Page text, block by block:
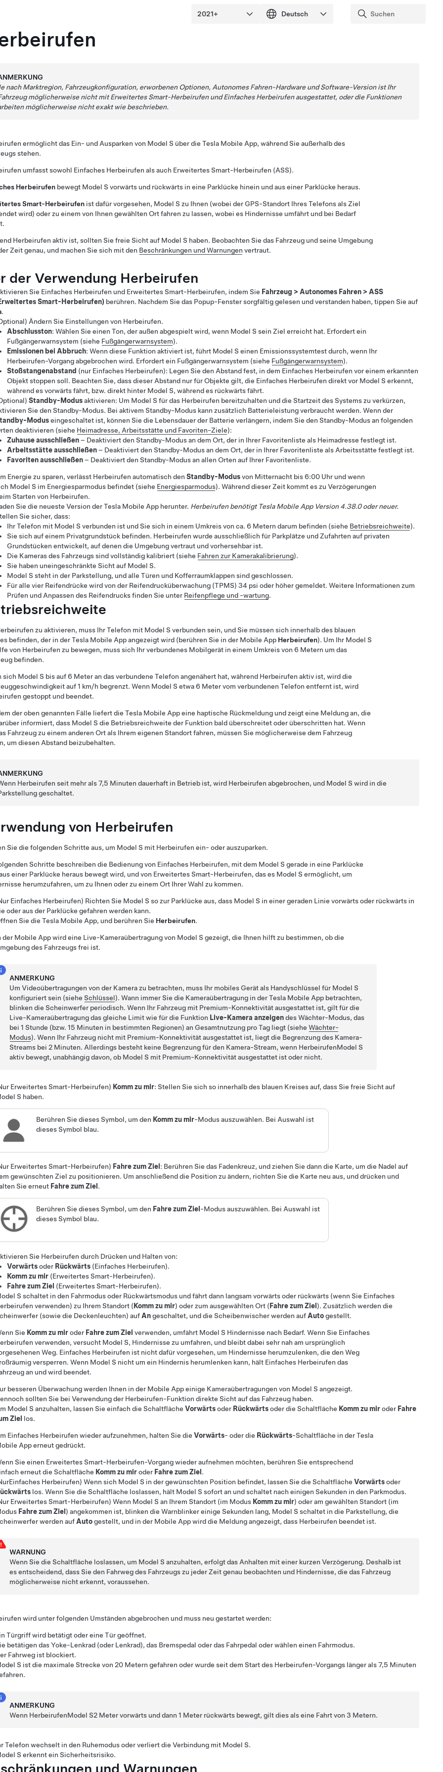
nach Marktregion, Fahrzeugkonfiguration, erworbenen Optionen, Autonomes Fahren-Hardware und Software-Version ist Ihr
möglicherweise nicht mitErweitertes Smart-HerbeirufenundEinfaches Herbeirufenausgestattet, oder die Funktionen
möglicherweise nicht exakt wie beschrieben.
ermöglicht das Ein- und Ausparken von Model S über die Tesla Mobile App, während Sie außerhalb des
stehen.
umfasst sowohl Einfaches Herbeirufen als auch Erweitertes Smart-Herbeirufen (ASS).
Herbeirufen bewegt Model S vorwärts und rückwärts in eine Parklücke hinein und aus einer Parklücke heraus.
Smart-Herbeirufen ist dafür vorgesehen, Model S zu Ihnen (wobei der GPS-Standort Ihres Telefons als Ziel
wird) oder zu einem von Ihnen gewählten Ort fahren zu lassen, wobei es Hindernisse umfährt und bei Bedarf
Herbeirufen aktiv ist, sollten Sie freie Sicht auf Model S haben. Beobachten Sie das Fahrzeug und seine Umgebung
Zeit genau, und machen Sie sich mit den Beschränkungen und Warnungen vertraut.
der Verwendung Herbeirufen
Sie Einfaches Herbeirufen und Erweitertes Smart-Herbeirufen, indem Sie Fahrzeug > Autonomes Fahren > ASS
Smart-Herbeirufen) berühren. Nachdem Sie das Popup-Fenster sorgfältig gelesen und verstanden haben, tippen Sie auf
.
Ändern Sie Einstellungen von Herbeirufen.
Abschlusston: Wählen Sie einen Ton, der außen abgespielt wird, wenn Model S sein Ziel erreicht hat. Erfordert ein
Fußgängerwarnsystem (siehe Fußgängerwarnsystem).
Emissionen bei Abbruch: Wenn diese Funktion aktiviert ist, führt Model S einen Emissionssystemtest durch, wenn Ihr
Herbeirufen-Vorgang abgebrochen wird. Erfordert ein Fußgängerwarnsystem (siehe Fußgängerwarnsystem).
Stoßstangenabstand (nur Einfaches Herbeirufen): Legen Sie den Abstand fest, in dem Einfaches Herbeirufen vor einem erkannten
Objekt stoppen soll. Beachten Sie, dass dieser Abstand nur für Objekte gilt, die Einfaches Herbeirufen direkt vor Model S erkennt,
während es vorwärts fährt, bzw. direkt hinter Model S, während es rückwärts fährt.
Standby-Modusaktivieren: Um Model S für das Herbeirufen bereitzuhalten und die Startzeit des Systems zu verkürzen,
Sie den Standby-Modus. Bei aktivem Standby-Modus kann zusätzlich Batterieleistung verbraucht werden. Wenn der
Moduseingeschaltet ist, können Sie die Lebensdauer der Batterie verlängern, indem Sie den Standby-Modus an folgenden
deaktivieren (siehe Heimadresse, Arbeitsstätte und Favoriten-Ziele):
Zuhause ausschließen– Deaktiviert den Standby-Modus an dem Ort, der in Ihrer Favoritenliste als Heimadresse festlegt ist.
Arbeitsstätte ausschließen– Deaktiviert den Standby-Modus an dem Ort, der in Ihrer Favoritenliste als Arbeitsstätte festlegt ist.
Favoriten ausschließen– Deaktiviert den Standby-Modus an allen Orten auf Ihrer Favoritenliste.
Energie zu sparen, verlässt Herbeirufen automatisch den Standby-Modusvon Mitternacht bis 6:00 Uhr und wenn
Model S im Energiesparmodus befindet (siehe Energiesparmodus). Während dieser Zeit kommt es zu Verzögerungen
Starten von Herbeirufen.
Sie die neueste Version der Tesla Mobile App herunter. Herbeirufenbenötigt Tesla Mobile App Version 4.38.0 oder neuer.
Sie sicher, dass:
Ihr Telefon mit Model S verbunden ist und Sie sich in einem Umkreis von ca. 6 Metern darum befinden (siehe Betriebsreichweite).
Sie sich auf einem Privatgrundstück befinden. Herbeirufen wurde ausschließlich für Parkplätze und Zufahrten auf privaten
Grundstücken entwickelt, auf denen die Umgebung vertraut und vorhersehbar ist.
Die Kameras des Fahrzeugs sind vollständig kalibriert (siehe Fahren zur Kamerakalibrierung).
Sie haben uneingeschränkte Sicht auf Model S.
Model S steht in der Parkstellung, und alle Türen und Kofferraumklappen sind geschlossen.
Für alle vier Reifendrücke wird von der Reifendrucküberwachung (TPMS) 34 psi oder höher gemeldet. Weitere Informationen zum
Prüfen und Anpassen des Reifendrucks finden Sie unter Reifenpflege und -wartung.
zu aktivieren, muss Ihr Telefon mit Model S verbunden sein, und Sie müssen sich innerhalb des blauen
befinden, der in der Tesla Mobile App angezeigt wird (berühren Sie in der Mobile App Herbeirufen). Um Ihr Model S
von Herbeirufen zu bewegen, muss sich Ihr verbundenes Mobilgerät in einem Umkreis von 6 Metern um das
befinden.
sich Model S bis auf 6 Meter an das verbundene Telefon angenähert hat, während Herbeirufen aktiv ist, wird die
auf 1 km/h begrenzt. Wenn Model S etwa 6 Meter vom verbundenen Telefon entfernt ist, wird
gestoppt und beendet.
der oben genannten Fälle liefert die Tesla Mobile App eine haptische Rückmeldung und zeigt eine Meldung an, die
informiert, dass Model S die Betriebsreichweite der Funktion bald überschreitet oder überschritten hat. Wenn
Fahrzeug zu einem anderen Ort als Ihrem eigenen Standort fahren, müssen Sie möglicherweise dem Fahrzeug
um diesen Abstand beizubehalten.
Herbeirufen seit mehr als 7,5 Minuten dauerhaft in Betrieb ist, wird Herbeirufen abgebrochen, und Model S wird in die
geschaltet.
von Herbeirufen
Sie die folgenden Schritte aus, um Model S mit Herbeirufen ein- oder auszuparken.
Schritte beschreiben die Bedienung von Einfaches Herbeirufen, mit dem Model S gerade in eine Parklücke
einer Parklücke heraus bewegt wird, und von Erweitertes Smart-Herbeirufen, das es Model S ermöglicht, um
herumzufahren, um zu Ihnen oder zu einem Ort Ihrer Wahl zu kommen.
Einfaches Herbeirufen) Richten Sie Model S so zur Parklücke aus, dass Model S in einer geraden Linie vorwärts oder rückwärts in
oder aus der Parklücke gefahren werden kann.
Sie die Tesla Mobile App, und berühren Sie Herbeirufen.
der Mobile App wird eine Live-Kameraübertragung von Model S gezeigt, die Ihnen hilft zu bestimmen, ob die
des Fahrzeugs frei ist.
ANMERKUNG
Um Videoübertragungen von der Kamera zu betrachten, muss Ihr mobiles Gerät als Handyschlüssel für Model S
konfiguriert sein (sieheSchlüssel). Wann immer Sie die Kameraübertragung in der Tesla Mobile App betrachten,
blinken die Scheinwerfer periodisch. Wenn Ihr Fahrzeug mit Premium-Konnektivität ausgestattet ist, gilt für die
Live-Kameraübertragung das gleiche Limit wie für die Funktion Live-Kamera anzeigendes Wächter-Modus, das
bei 1 Stunde (bzw. 15 Minuten in bestimmten Regionen) an Gesamtnutzung pro Tag liegt (sieheWächter-
Modus). Wenn Ihr Fahrzeug nicht mit Premium-Konnektivität ausgestattet ist, liegt die Begrenzung des Kamera-
Streams bei 2 Minuten. Allerdings besteht keine Begrenzung für den Kamera-Stream, wenn HerbeirufenModel S
aktiv bewegt, unabhängig davon, ob Model S mit Premium-Konnektivität ausgestattet ist oder nicht.
Erweitertes Smart-Herbeirufen) Komm zu mir: Stellen Sie sich so innerhalb des blauen Kreises auf, dass Sie freie Sicht auf
S haben.
Berühren Sie dieses Symbol, um den Komm zu mir-Modus auszuwählen. Bei Auswahl ist
dieses Symbol blau.
Erweitertes Smart-Herbeirufen) Fahre zum Ziel : Berühren Sie das Fadenkreuz, und ziehen Sie dann die Karte, um die Nadel auf
gewünschten Ziel zu positionieren. Um anschließend die Position zu ändern, richten Sie die Karte neu aus, und drücken und
Sie erneut Fahre zum Ziel .
Berühren Sie dieses Symbol, um den Fahre zum Ziel -Modus auszuwählen. Bei Auswahl ist
dieses Symbol blau.
Sie Herbeirufen durch Drücken und Halten von:
Vorwärtsoder Rückwärts (Einfaches Herbeirufen).
Komm zu mir (Erweitertes Smart-Herbeirufen).
Fahre zum Ziel (Erweitertes Smart-Herbeirufen).
S schaltet in den Fahrmodus oder Rückwärtsmodus und fährt dann langsam vorwärts oder rückwärts (wenn Sie Einfaches
verwenden) zu Ihrem Standort (Komm zu mir) oder zum ausgewählten Ort (Fahre zum Ziel). Zusätzlich werden die
(sowie die Deckenleuchten) auf Angeschaltet, und die Scheibenwischer werden auf Autogestellt.
Sie Komm zu miroder Fahre zum Ziel verwenden, umfährt Model S Hindernisse nach Bedarf. Wenn Sie Einfaches
verwenden, versucht Model S, Hindernisse zu umfahren, und bleibt dabei sehr nah am ursprünglich
Weg. Einfaches Herbeirufen ist nicht dafür vorgesehen, um Hindernisse herumzulenken, die den Weg
versperren. Wenn Model S nicht um ein Hindernis herumlenken kann, hält Einfaches Herbeirufen das
an und wird beendet.
besseren Überwachung werden Ihnen in der Mobile App einige Kameraübertragungen von Model S angezeigt.
sollten Sie bei Verwendung der Herbeirufen-Funktion direkte Sicht auf das Fahrzeug haben.
Model S anzuhalten, lassen Sie einfach die Schaltfläche Vorwärtsoder Rückwärtsoder die Schaltfläche Komm zu miroder Fahre
Ziel los.
Einfaches Herbeirufen wieder aufzunehmen, halten Sie die Vorwärts- oder die Rückwärts-Schaltfläche in der Tesla
App erneut gedrückt.
Sie einen Erweitertes Smart-Herbeirufen-Vorgang wieder aufnehmen möchten, berühren Sie entsprechend
erneut die Schaltfläche Komm zu miroder Fahre zum Ziel.
Einfaches Herbeirufen) Wenn sich Model S in der gewünschten Position befindet, lassen Sie die Schaltfläche Vorwärtsoder
los. Wenn Sie die Schaltfläche loslassen, hält Model S sofort an und schaltet nach einigen Sekunden in den Parkmodus.
Erweitertes Smart-Herbeirufen) Wenn Model S an Ihrem Standort (im Modus Komm zu mir) oder am gewählten Standort (im
Fahre zum Ziel) angekommen ist, blinken die Warnblinker einige Sekunden lang, Model S schaltet in die Parkstellung, die
werden auf Autogestellt, und in der Mobile App wird die Meldung angezeigt, dass Herbeirufen beendet ist.
WARNUNG
Wenn Sie die Schaltfläche loslassen, um Model S anzuhalten, erfolgt das Anhalten mit einer kurzen Verzögerung. Deshalb ist
es entscheidend, dass Sie den Fahrweg des Fahrzeugs zu jeder Zeit genau beobachten und Hindernisse, die das Fahrzeug
möglicherweise nicht erkennt, voraussehen.
wird unter folgenden Umständen abgebrochen und muss neu gestartet werden:
Türgriff wird betätigt oder eine Tür geöffnet.
betätigen dasYoke-Lenkrad (oder Lenkrad), das Bremspedal oder das Fahrpedal oder wählen einen Fahrmodus.
Fahrweg ist blockiert.
S ist die maximale Strecke von 20 Metern gefahren oder wurde seit dem Start des Herbeirufen-Vorgangs länger als 7,5 Minuten
ANMERKUNG
Wenn HerbeirufenModel S2 Metervorwärts und dann1 Meter rückwärts bewegt, gilt dies als eine Fahrt von3 Metern.
Telefon wechselt in den Ruhemodus oder verliert die Verbindung mit Model S.
S erkennt ein Sicherheitsrisiko.
und Warnungen